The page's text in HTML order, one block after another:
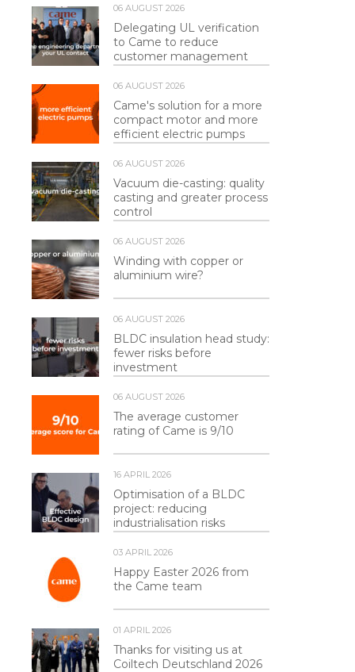
06 AUGUST 2026
Delegating UL verification
to Came to reduce
customer management
06 AUGUST 2026
Came's solution for a more
compact motor and more
efficient electric pumps
06 AUGUST 2026
Vacuum die-casting: quality
casting and greater process
control
06 AUGUST 2026
Winding with copper or
aluminium wire?
06 AUGUST 2026
BLDC insulation head study:
fewer risks before
investment
06 AUGUST 2026
The average customer
rating of Came is 9/10
16 APRIL 2026
Optimisation of a BLDC
project: reducing
industrialisation risks
03 APRIL 2026
Happy Easter 2026 from
the Came team
01 APRIL 2026
Thanks for visiting us at
Coiltech Deutschland 2026